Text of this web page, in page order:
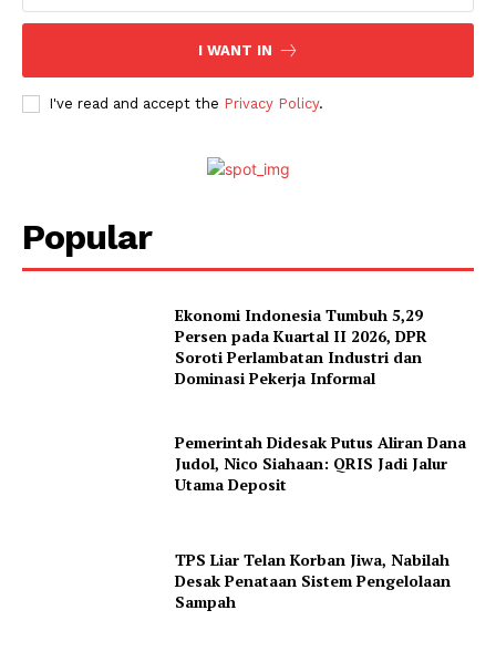
I WANT IN
I've read and accept the Privacy Policy.
Popular
Ekonomi Indonesia Tumbuh 5,29
Persen pada Kuartal II 2026, DPR
Soroti Perlambatan Industri dan
Dominasi Pekerja Informal
Pemerintah Didesak Putus Aliran Dana
Judol, Nico Siahaan: QRIS Jadi Jalur
Utama Deposit
TPS Liar Telan Korban Jiwa, Nabilah
Desak Penataan Sistem Pengelolaan
Sampah